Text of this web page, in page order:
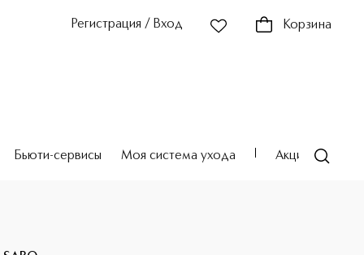
Регистрация / Вход Корзина
Бьюти-сервисы Моя система ухода Акции